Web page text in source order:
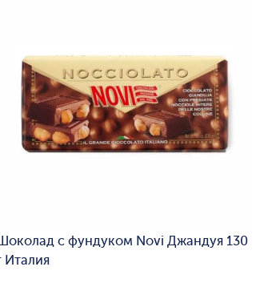
с фундуком Novi Джандуя 130
Италия